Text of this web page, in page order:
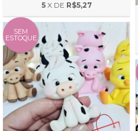
5 X DE R$5,27
SEM
ESTOQUE